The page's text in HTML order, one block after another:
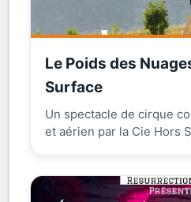
Le Poids des
Surface
Un spectacle de cirque
et aérien par la Cie Hors